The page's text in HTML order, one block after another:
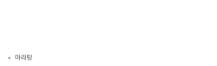
« 마라탕